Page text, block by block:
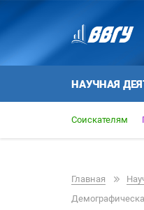
НАУЧНАЯ
Соискателям
Главная